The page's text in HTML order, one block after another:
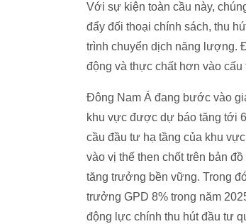
Với sự kiện toàn cầu này,
đẩy đối thoại chính sách, thu
trình chuyển dịch năng lượng.
động và thực chất hơn vào
Đông Nam Á đang bước vào
khu vực được dự báo tăng tới
cầu đầu tư hạ tầng của khu
vào vị thế then chốt trên bản
tăng trưởng bền vững. Trong
trưởng GPD 8% trong năm
động lực chính thu hút đầu tư